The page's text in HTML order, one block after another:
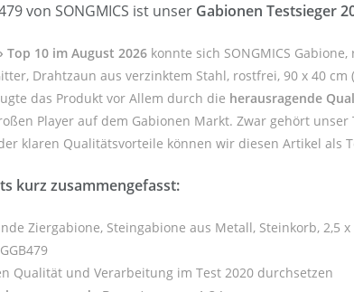
von SONGMICS ist unser Gabionen Testsieger
Top 10 im August 2026 konnte sich SONGMICS
Drahtzaun aus verzinktem Stahl, rostfrei, 90 x 40 cm
das Produkt vor Allem durch die herausragende
Player auf dem Gabionen Markt. Zwar gehört
klaren Qualitätsvorteile können wir diesen Artikel als
kurz zusammengefasst:
Ziergabione, Steingabione aus Metall, Steinkorb,
Qualität und Verarbeitung im Test 2020 durchsetzen